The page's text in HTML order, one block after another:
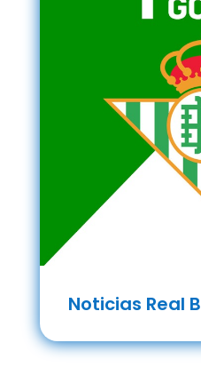
Noticias Real